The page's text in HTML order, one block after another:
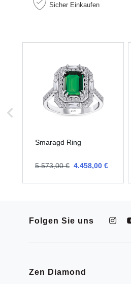
Sicher Einkaufen
Smaragd Ring
4.458,00 €
5.573,00 €
Folgen Sie uns
Zen Diamond